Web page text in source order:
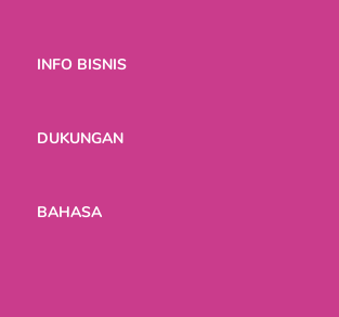
INFO BISNIS
DUKUNGAN
BAHASA